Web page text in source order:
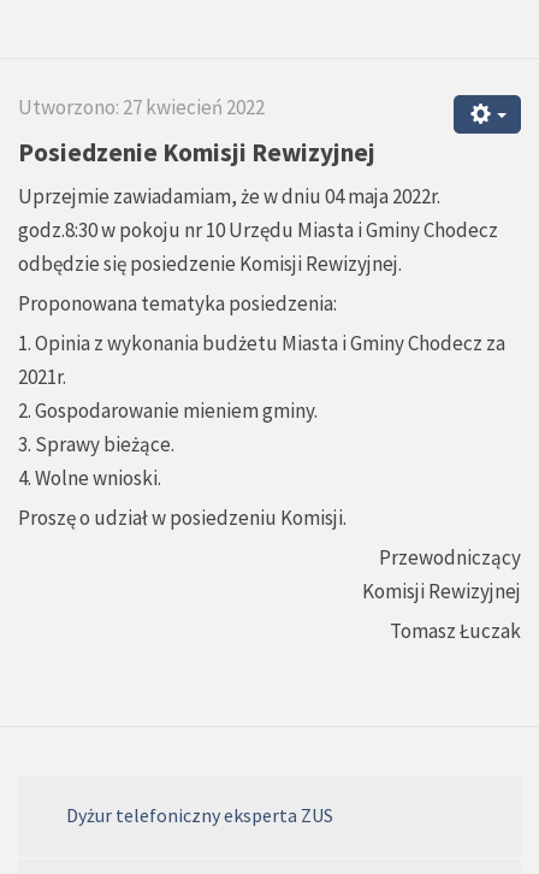
Utworzono: 27 kwiecień 2022
Posiedzenie Komisji Rewizyjnej
Uprzejmie zawiadamiam, że w dniu 04 maja 2022r.
godz.8:30 w pokoju nr 10 Urzędu Miasta i Gminy Chodecz
odbędzie się posiedzenie Komisji Rewizyjnej.
Proponowana tematyka posiedzenia:
1. Opinia z wykonania budżetu Miasta i Gminy Chodecz za
2021r.
2. Gospodarowanie mieniem gminy.
3. Sprawy bieżące.
4. Wolne wnioski.
Proszę o udział w posiedzeniu Komisji.
Przewodniczący
Komisji Rewizyjnej
Tomasz Łuczak
Dyżur telefoniczny eksperta ZUS